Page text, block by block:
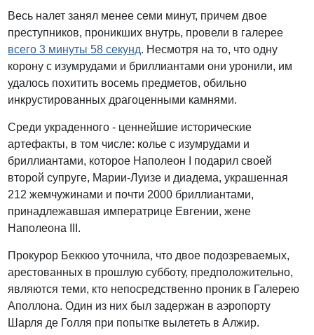
Весь налет занял менее семи минут, причем двое
преступников, проникших внутрь, провели в галерее
всего 3 минуты 58 секунд. Несмотря на то, что одну
корону с изумрудами и бриллиантами они уронили, им
удалось похитить восемь предметов, обильно
инкрустированных драгоценными камнями.
Среди украденного - ценнейшие исторические
артефакты, в том числе: колье с изумрудами и
бриллиантами, которое Наполеон I подарил своей
второй супруге, Марии-Луизе и диадема, украшенная
212 жемчужинами и почти 2000 бриллиантами,
принадлежавшая императрице Евгении, жене
Наполеона III.
Прокурор Беккюо уточнила, что двое подозреваемых,
арестованных в прошлую субботу, предположительно,
являются теми, кто непосредственно проник в Галерею
Аполлона. Один из них был задержан в аэропорту
Шарля де Голля при попытке вылететь в Алжир.